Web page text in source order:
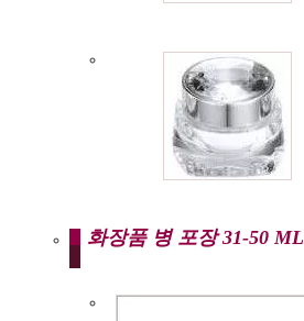
화장품 병 포장 31-50 ML